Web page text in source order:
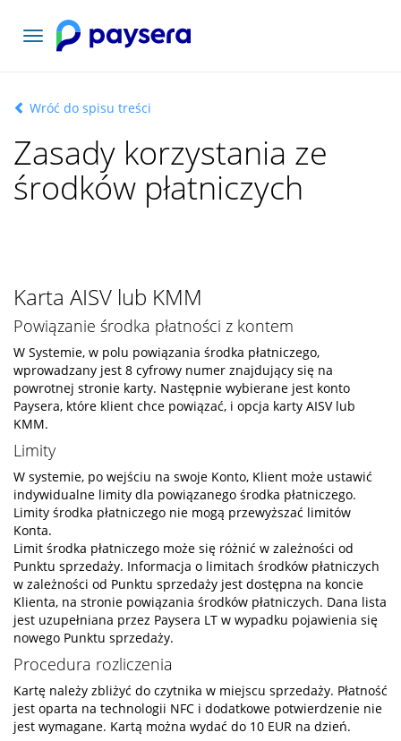
Toggle
navigation
Wróć do spisu treści
Zasady korzystania ze
środków płatniczych
Karta AISV lub KMM
Powiązanie środka płatności z kontem
W Systemie, w polu powiązania środka płatniczego,
wprowadzany jest 8 cyfrowy numer znajdujący się na
powrotnej stronie karty. Następnie wybierane jest konto
Paysera, które klient chce powiązać, i opcja karty AISV lub
KMM.
Limity
W systemie, po wejściu na swoje Konto, Klient może ustawić
indywidualne limity dla powiązanego środka płatniczego.
Limity środka płatniczego nie mogą przewyższać limitów
Konta.
Limit środka płatniczego może się różnić w zależności od
Punktu sprzedaży. Informacja o limitach środków płatniczych
w zależności od Punktu sprzedaży jest dostępna na koncie
Klienta, na stronie powiązania środków płatniczych. Dana lista
jest uzupełniana przez Paysera LT w wypadku pojawienia się
nowego Punktu sprzedaży.
Procedura rozliczenia
Kartę należy zbliżyć do czytnika w miejscu sprzedaży. Płatność
jest oparta na technologii NFC i dodatkowe potwierdzenie nie
jest wymagane. Kartą można wydać do 10 EUR na dzień.